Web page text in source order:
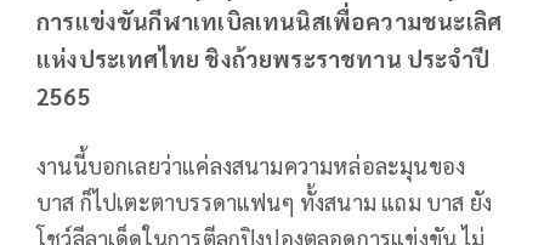
การแข่งขันกีฬาเทเบิลเทนนิสเพื่อความชนะเลิศ
แห่งประเทศไทย ชิงถ้วยพระราชทาน ประจำปี
2565
งานนี้บอกเลยว่าแค่ลงสนามความหล่อละมุนของ
บาส ก็ไปเตะตาบรรดาแฟนๆ ทั้งสนาม แถม บาส ยัง
โชว์ลีลาเด็ดในการตีลูกปิงปองตลอดการแข่งขัน ไม่